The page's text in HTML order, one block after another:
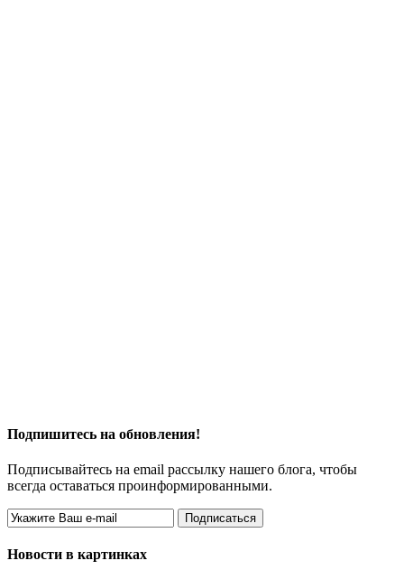
Подпишитесь на обновления!
Подписывайтесь на email рассылку нашего блога, чтобы
всегда оставаться проинформированными.
Новости в картинках